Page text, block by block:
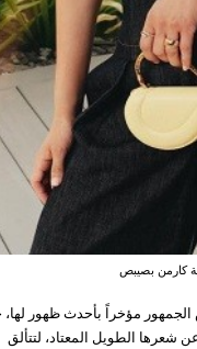
كارمن بصيبص
الجمهور مؤخراً بأحدث ظهور
الطويل المعتاد، لتتألق